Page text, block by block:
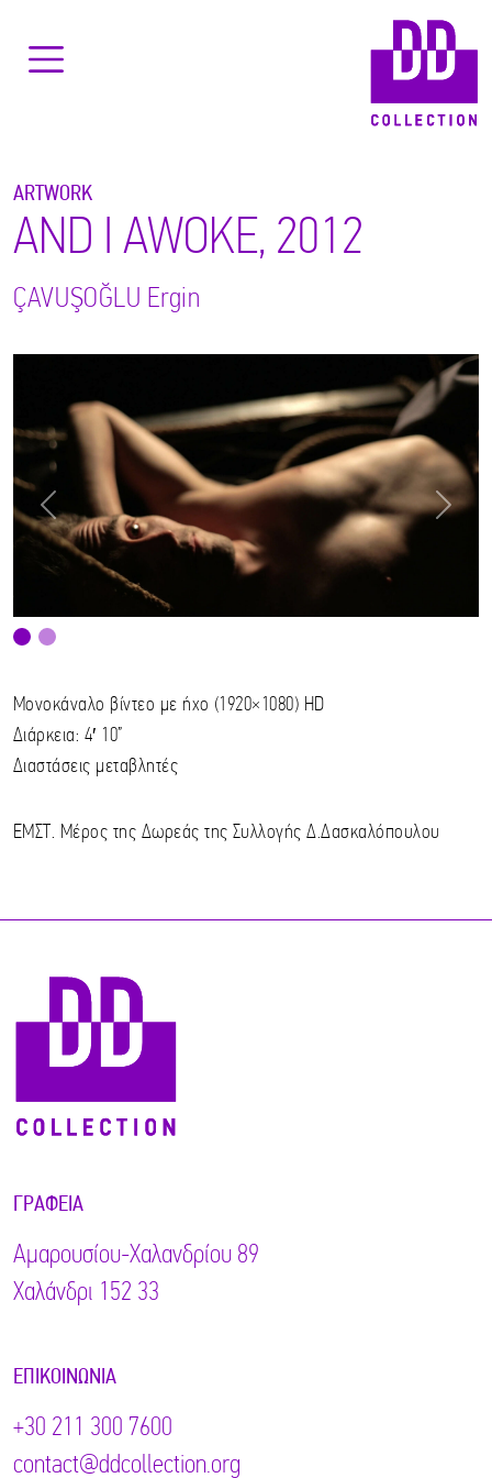
ARTWORK
AND I AWOKE, 2012
ÇAVUŞOĞLU Ergin
Previous Next
Μονοκάναλο βίντεο με ήχο (1920×1080) HD
Διάρκεια: 4′ 10”
Διαστάσεις μεταβλητές
ΕΜΣΤ. Μέρος της Δωρεάς της Συλλογής Δ.Δασκαλόπουλου
ΓΡΑΦΕΊΑ
Αμαρουσίου-Χαλανδρίου 89
Χαλάνδρι 152 33
ΕΠΙΚΟΙΝΩΝΊΑ
+30 211 300 7600
contact@ddcollection.org